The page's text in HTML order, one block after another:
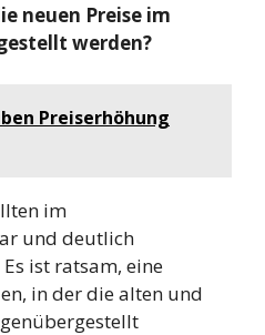
neuen Preise im
werden?
Preiserhöhung
im
und deutlich
ist ratsam, eine
in der die alten und